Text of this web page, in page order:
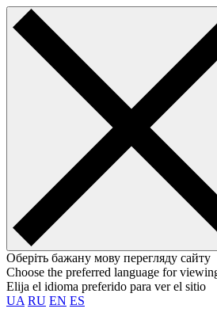
Оберіть бажану мову перегляду сайту
Choose the preferred language for
Elija el idioma preferido para ver el sitio
UA RU EN ES